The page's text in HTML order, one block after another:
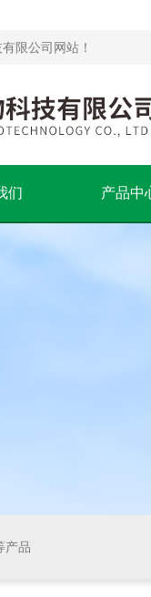
限公司网站！
们 产品中
产品